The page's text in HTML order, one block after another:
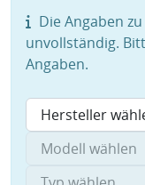
Die Angaben
unvollständig.
Angaben.